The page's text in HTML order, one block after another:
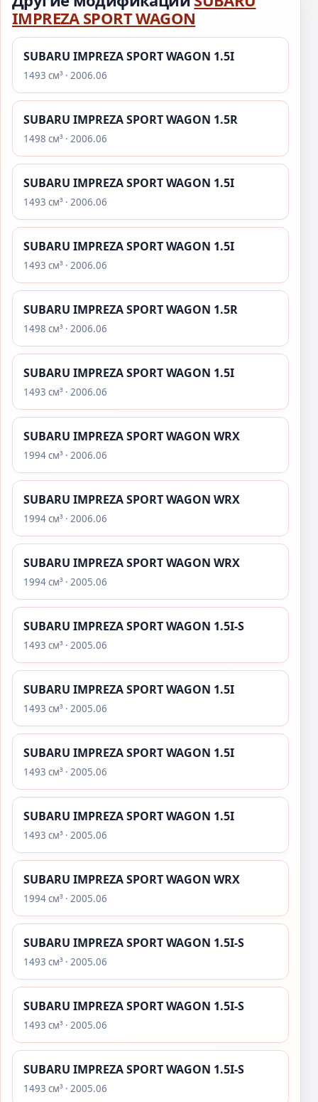
IMPREZA SPORT WAGON
SUBARU IMPREZA SPORT WAGON 1.5I
1493 см³ · 2006.06
SUBARU IMPREZA SPORT WAGON 1.5R
1498 см³ · 2006.06
SUBARU IMPREZA SPORT WAGON 1.5I
1493 см³ · 2006.06
SUBARU IMPREZA SPORT WAGON 1.5I
1493 см³ · 2006.06
SUBARU IMPREZA SPORT WAGON 1.5R
1498 см³ · 2006.06
SUBARU IMPREZA SPORT WAGON 1.5I
1493 см³ · 2006.06
SUBARU IMPREZA SPORT WAGON WRX
1994 см³ · 2006.06
SUBARU IMPREZA SPORT WAGON WRX
1994 см³ · 2006.06
SUBARU IMPREZA SPORT WAGON WRX
1994 см³ · 2005.06
SUBARU IMPREZA SPORT WAGON 1.5I-S
1493 см³ · 2005.06
SUBARU IMPREZA SPORT WAGON 1.5I
1493 см³ · 2005.06
SUBARU IMPREZA SPORT WAGON 1.5I
1493 см³ · 2005.06
SUBARU IMPREZA SPORT WAGON 1.5I
1493 см³ · 2005.06
SUBARU IMPREZA SPORT WAGON WRX
1994 см³ · 2005.06
SUBARU IMPREZA SPORT WAGON 1.5I-S
1493 см³ · 2005.06
SUBARU IMPREZA SPORT WAGON 1.5I-S
1493 см³ · 2005.06
SUBARU IMPREZA SPORT WAGON 1.5I-S
1493 см³ · 2005.06